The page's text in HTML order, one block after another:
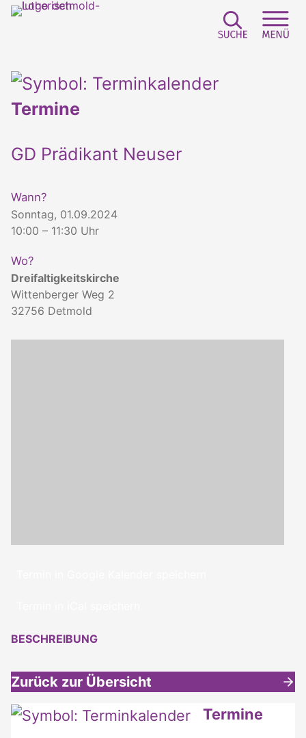
Termine
GD Prädikant Neuser
Wann?
Sonntag, 01.09.2024
10:00 – 11:30 Uhr
Wo?
Dreifaltigkeitskirche
Wittenberger Weg 2
32756 Detmold
BESCHREIBUNG
Zurück zur Übersicht
Weitere interessante Inhalte Termine